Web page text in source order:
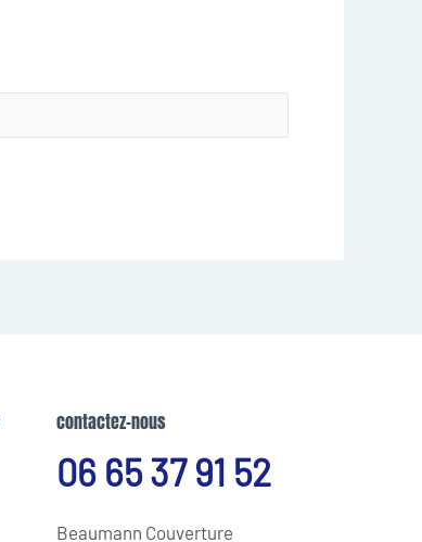
contactez-nous
06 65 37 91 52
Beaumann Couverture